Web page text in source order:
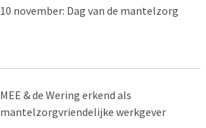
10 november: Dag van de mantelzorg
MEE & de Wering erkend als
mantelzorgvriendelijke werkgever